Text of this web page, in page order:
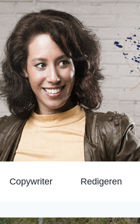
Copywriter Redigeren